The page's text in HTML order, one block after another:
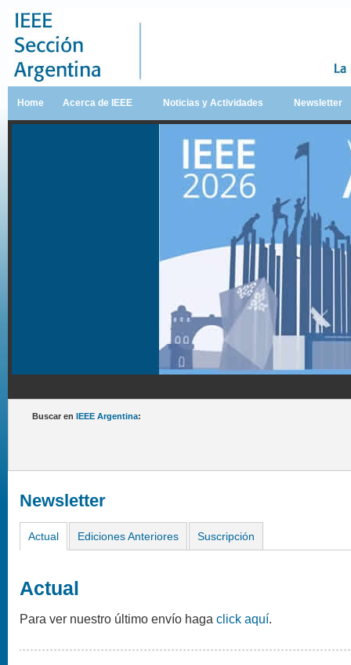
Home Acerca de IEEE Noticias y Actividades Newsletter
Buscar en IEEE Argentina:
Newsletter
Actual Ediciones Anteriores Suscripción
Actual
Para ver nuestro último envío haga click aquí.